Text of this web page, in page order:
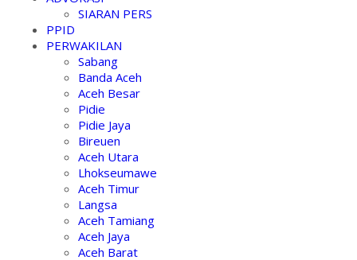
SIARAN PERS
PPID
PERWAKILAN
Sabang
Banda Aceh
Aceh Besar
Pidie
Pidie Jaya
Bireuen
Aceh Utara
Lhokseumawe
Aceh Timur
Langsa
Aceh Tamiang
Aceh Jaya
Aceh Barat